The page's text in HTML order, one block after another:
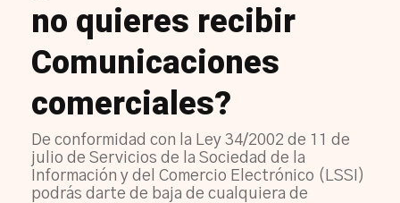
no quieres recibir
Comunicaciones
comerciales?
De conformidad con la Ley 34/2002 de 11 de
julio de Servicios de la Sociedad de la
Información y del Comercio Electrónico (LSSI)
podrás darte de baja de cualquiera de